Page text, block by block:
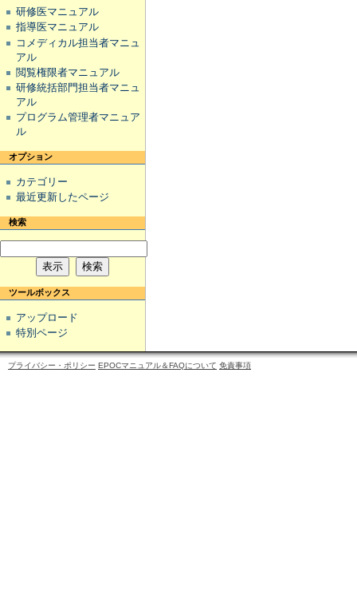
研修医マニュアル
指導医マニュアル
コメディカル担当者マニュ
アル
閲覧権限者マニュアル
研修統括部門担当者マニュ
アル
プログラム管理者マニュア
ル
オプション
カテゴリー
最近更新したページ
検索
ツールボックス
アップロード
特別ページ
プライバシー・ポリシー EPOCマニュアル＆FAQについて 免責事項